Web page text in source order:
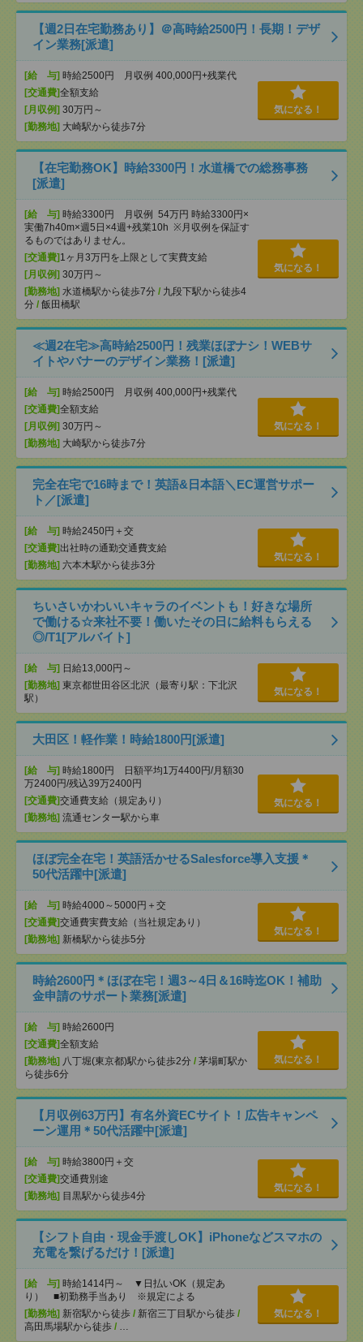
【週2日在宅勤務あり】＠高時給2500円！長期！デザ
イン業務[派遣]
[給 与] 時給2500円 月収例 400,000円+残業代
[交通費]全額支給
[月収例] 30万円～
[勤務地] 大崎駅から徒歩7分
気になる！
【在宅勤務OK】時給3300円！水道橋での総務事務
[派遣]
[給 与] 時給3300円 月収例 54万円 時給3300円×
実働7h40m×週5日×4週+残業10h ※月収例を保証す
るものではありません。
[交通費] 1ヶ月3万円を上限として実費支給
[月収例] 30万円～
[勤務地] 水道橋駅から徒歩7分 / 九段下駅から徒歩4
分 / 飯田橋駅
気になる！
≪週2在宅≫高時給2500円！残業ほぼナシ！WEBサ
イトやバナーのデザイン業務！[派遣]
[給 与] 時給2500円 月収例 400,000円+残業代
[交通費]全額支給
[月収例] 30万円～
[勤務地] 大崎駅から徒歩7分
気になる！
完全在宅で16時まで！英語&日本語＼EC運営サポー
ト／[派遣]
[給 与] 時給2450円＋交
[交通費]出社時の通勤交通費支給
[勤務地] 六本木駅から徒歩3分
気になる！
ちいさいかわいいキャラのイベントも！好きな場所
で働ける☆来社不要！働いたその日に給料もらえる
◎/T1[アルバイト]
[給 与] 日給13,000円～
[勤務地] 東京都世田谷区北沢（最寄り駅：下北沢
駅）
気になる！
大田区！軽作業！時給1800円[派遣]
[給 与] 時給1800円 日額平均1万4400円/月額30
万2400円/残込39万2400円
[交通費]交通費支給（規定あり）
[勤務地] 流通センター駅から車
気になる！
ほぼ完全在宅！英語活かせるSalesforce導入支援＊
50代活躍中[派遣]
[給 与] 時給4000～5000円＋交
[交通費]交通費実費支給（当社規定あり）
[勤務地] 新橋駅から徒歩5分
気になる！
時給2600円＊ほぼ在宅！週3～4日＆16時迄OK！補助
金申請のサポート業務[派遣]
[給 与] 時給2600円
[交通費]全額支給
[勤務地] 八丁堀(東京都)駅から徒歩2分 / 茅場町駅か
ら徒歩6分
気になる！
【月収例63万円】有名外資ECサイト！広告キャンペ
ーン運用＊50代活躍中[派遣]
[給 与] 時給3800円＋交
[交通費]交通費別途
[勤務地] 目黒駅から徒歩4分
気になる！
【シフト自由・現金手渡しOK】iPhoneなどスマホの
充電を繋げるだけ！[派遣]
[給 与] 時給1414円～ ▼日払いOK（規定あ
り） ■初勤務手当あり ※規定による
[勤務地] 新宿駅から徒歩 / 新宿三丁目駅から徒歩 /
高田馬場駅から徒歩 / …
気になる！